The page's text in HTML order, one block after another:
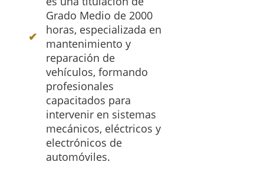
Grado Medio de 2000
horas, especializada en
mantenimiento y
reparación de
vehículos, formando
profesionales
capacitados para
intervenir en sistemas
mecánicos, eléctricos y
electrónicos de
automóviles.